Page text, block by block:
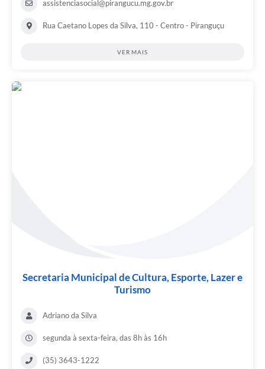
assistenciasocial@pirangucu.mg.gov.br
Rua Caetano Lopes da Silva, 110 - Centro - Piranguçu
VER MAIS
Secretaria Municipal de Cultura, Esporte, Lazer e
Turismo
Adriano da Silva
segunda à sexta-feira, das 8h às 16h
(35) 3643-1222